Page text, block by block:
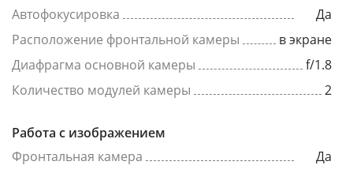
Автофокусировка
Да
Расположение фронтальной камеры
в экране
Диафрагма основной камеры
f/1.8
Количество модулей камеры
2
Работа с изображением
Фронтальная камера
Да